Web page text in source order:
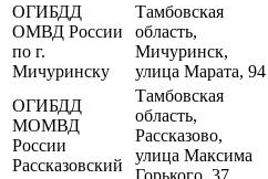
ОГИБДД
ОМВД России
по г.
Мичуринску
Тамбовская
область,
Мичуринск,
улица Марата, 94
ОГИБДД
МОМВД
России
Рассказовский
Тамбовская
область,
Рассказово,
улица Максима
Горького, 37